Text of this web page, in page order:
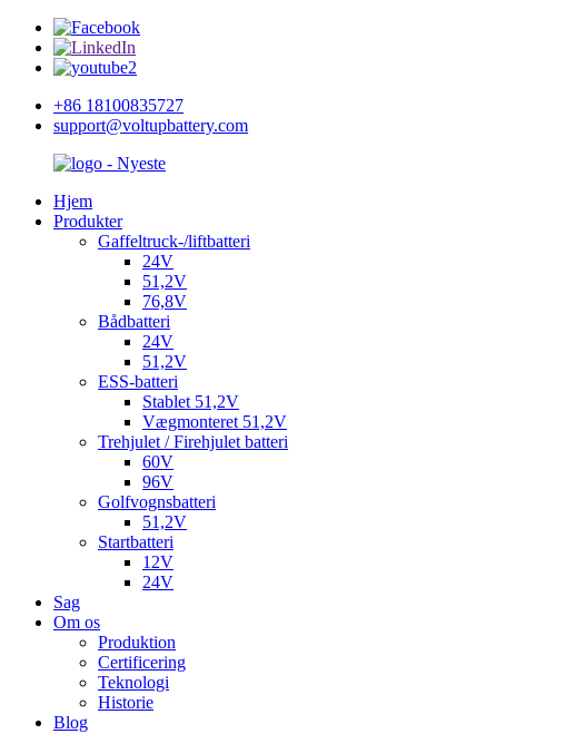
+86 18100835727
support@voltupbattery.com
Hjem
Produkter
Gaffeltruck-/liftbatteri
24V
51,2V
76,8V
Bådbatteri
24V
51,2V
ESS-batteri
Stablet 51,2V
Vægmonteret 51,2V
Trehjulet / Firehjulet batteri
60V
96V
Golfvognsbatteri
51,2V
Startbatteri
12V
24V
Sag
Om os
Produktion
Certificering
Teknologi
Historie
Blog